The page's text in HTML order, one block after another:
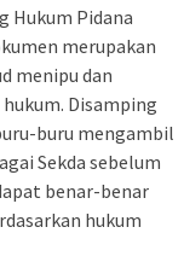
Hukum Pidana
merupakan
menipu dan
Disamping
buru mengambil
Sekda sebelum
benar-benar
hukum